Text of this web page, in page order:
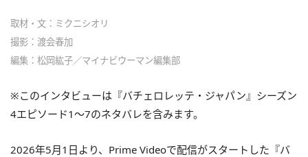
取材・文：ミクニシオリ
撮影：渡会春加
編集：松岡紘子／マイナビウーマン編集部
※このインタビューは『バチェロレッテ・ジャパン』シーズン
4エピソード1〜7のネタバレを含みます。
2026年5月1日より、Prime Videoで配信がスタートした『バ